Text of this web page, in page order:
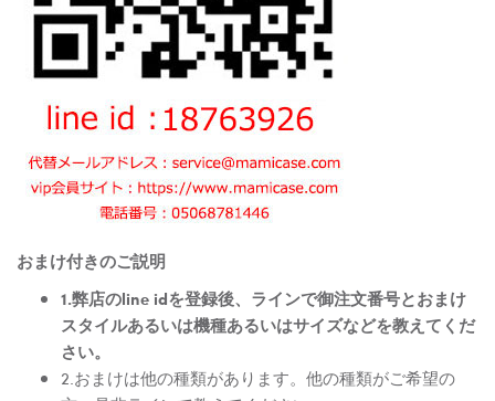
おまけ付きのご説明
1.弊店のline idを登録後、ラインで御注文番号とおまけ
スタイルあるいは機種あるいはサイズなどを教えてくだ
さい。
2.おまけは他の種類があります。他の種類がご希望の